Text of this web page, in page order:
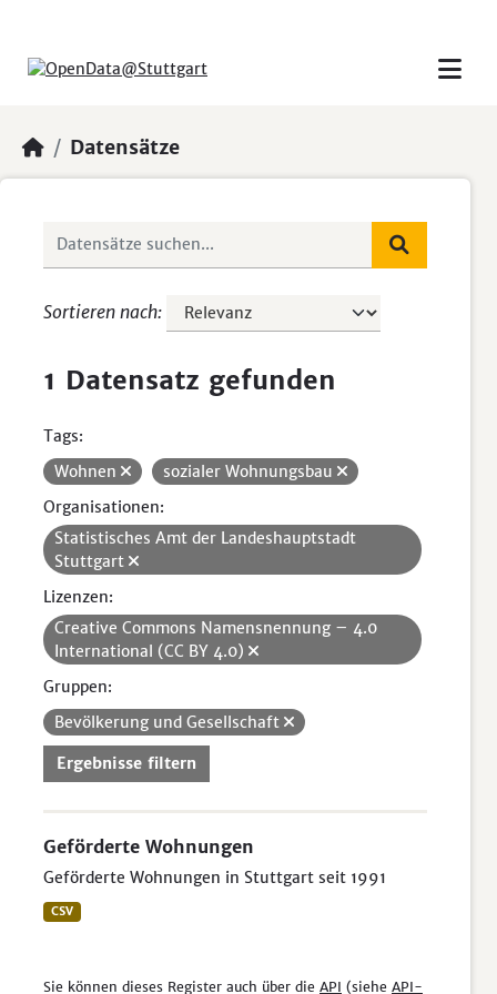
Datensätze
Sortieren nach
1 Datensatz gefunden
Tags:
Wohnen
sozialer Wohnungsbau
Organisationen:
Statistisches Amt der Landeshauptstadt
Stuttgart
Lizenzen:
Creative Commons Namensnennung – 4.0
International (CC BY 4.0)
Gruppen:
Bevölkerung und Gesellschaft
Ergebnisse filtern
Geförderte Wohnungen
Geförderte Wohnungen in Stuttgart seit 1991
CSV
Sie können dieses Register auch über die API (siehe API-